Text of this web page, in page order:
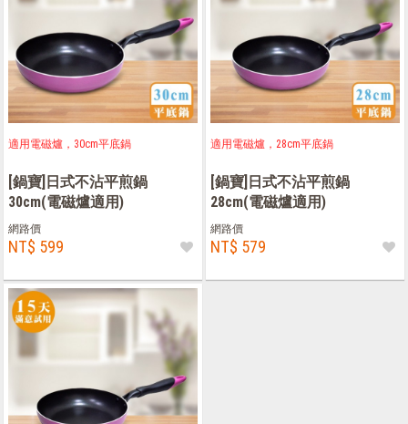
適用電磁爐，30cm平底鍋
[鍋寶]日式不沾平煎鍋
30cm(電磁爐適用)
網路價
NT$ 599
適用電磁爐，28cm平底鍋
[鍋寶]日式不沾平煎鍋
28cm(電磁爐適用)
網路價
NT$ 579